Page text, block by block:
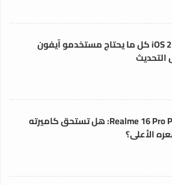
أبرز ميزات iOS 27 كل ما يحتاج مستخدمو آيفون
التحديث
مراجعة Realme 16 Pro Plus: هل تستحق كاميرته
الأعلى؟